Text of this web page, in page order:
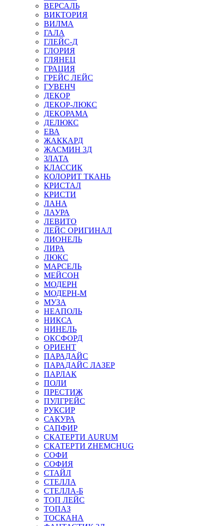
ВЕРСАЛЬ
ВИКТОРИЯ
ВИЛМА
ГАЛА
ГЛЕЙС-Д
ГЛОРИЯ
ГЛЯНЕЦ
ГРАЦИЯ
ГРЕЙС ЛЕЙС
ГУВЕНЧ
ДЕКОР
ДЕКОР-ЛЮКС
ДЕКОРАМА
ДЕЛЮКС
ЕВА
ЖАККАРД
ЖАСМИН 3Д
ЗЛАТА
КЛАССИК
КОЛОРИТ ТКАНЬ
КРИСТАЛ
КРИСТИ
ЛАНА
ЛАУРА
ЛЕВИТО
ЛЕЙС ОРИГИНАЛ
ЛИОНЕЛЬ
ЛИРА
ЛЮКС
МАРСЕЛЬ
МЕЙСОН
МОДЕРН
МОДЕРН-М
МУЗА
НЕАПОЛЬ
НИКСА
НИНЕЛЬ
ОКСФОРД
ОРИЕНТ
ПАРАДАЙС
ПАРАДАЙС ЛАЗЕР
ПАРЛАК
ПОЛИ
ПРЕСТИЖ
ПУЛГРЕЙС
РУКСИР
САКУРА
САПФИР
СКАТЕРТИ AURUM
СКАТЕРТИ ZHEMCHUG
СОФИ
СОФИЯ
СТАЙЛ
СТЕЛЛА
СТЕЛЛА-Б
ТОП ЛЕЙС
ТОПАЗ
ТОСКАНА